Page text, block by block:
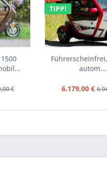
€
TIPP!
Führerscheinfrei,
autom....
6.179,00 €